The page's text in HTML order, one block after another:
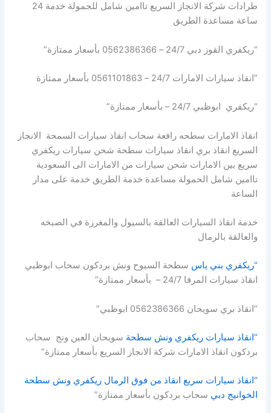
طرادات شركة الانجاز السريع تاامين شامل للحمولة خدمة 24
ساعة مساعدة الطريق
“ريكفري القوز دبي 24/7 – 0562386366 بأسعار ممتازة”
“انقاذ سيارات الامارات 24/7 – 0561101863 بأسعار ممتازة
“ريكفري ابوظبي 24/7 – بأسعار ممتازة”
انقاذ الامارات سطحه رافعة سحاب انقاذ سيارات السمحة الانجاز
السريع انقاذ بري انقاذ سيارات سطحة شحن سيارات ريكفري
سريع بين الامارات شحن سيارات من الامارات الى السعودية
تاامين شامل الحمولة مساعدة خدمة الطريق خدمة على مدار
الساعة
خدمة انقاذ السيارات العالقة بالسيول والمغرزة في الصبخه
والعالقة بالرمال
“ريكفري بني ياس سطحة السيوح ونش بردكون سحاب ابوظبي
انقاذ سيارات المرفا 24/7 – بأسعار ممتازة”
“انقاذ بري سويحان 0562386366 ابوظبي”
“انقاذ سيارات ريكفري ونش سطحة سويحان العين ونج سحاب
بردكون انقاذ الامارات شركة الانجاز السريع بأسعار ممتازة”
“انقاذ سيارات سريع انقاذ من فوق الرمال ريكفري ونش سطحة
الخوانيج دبي سحاب بردكون بأسعار ممتازة”